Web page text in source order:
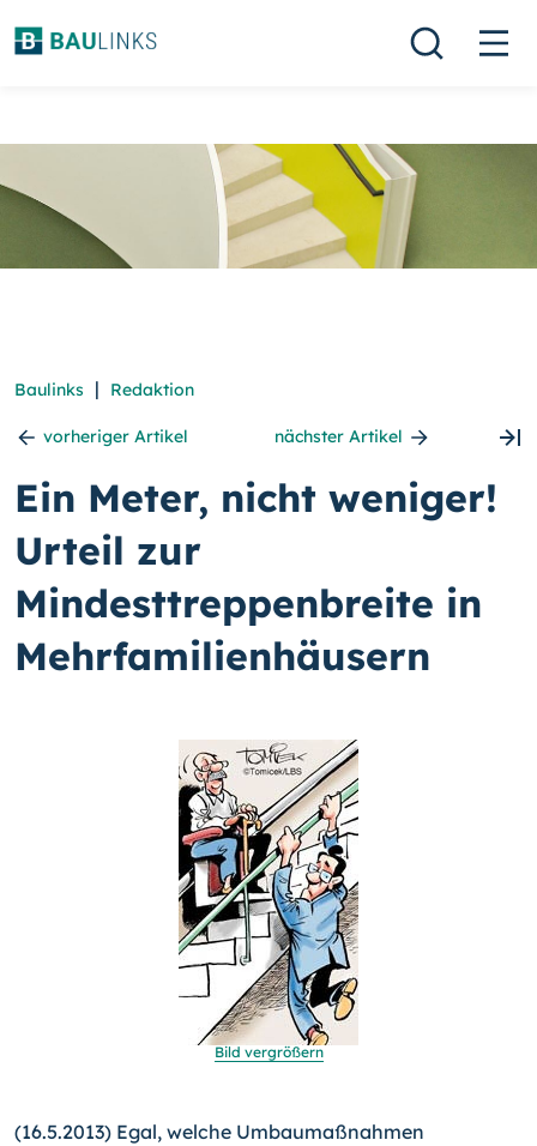
Baulinks | Redaktion
vorheriger Artikel nächster Artikel
Ein Meter, nicht weniger!
Urteil zur
Mindesttreppenbreite in
Mehrfamilienhäusern
Bild vergrößern
(16.5.2013) Egal, welche Umbaumaßnahmen